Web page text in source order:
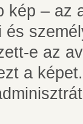
kép – az
e az
a